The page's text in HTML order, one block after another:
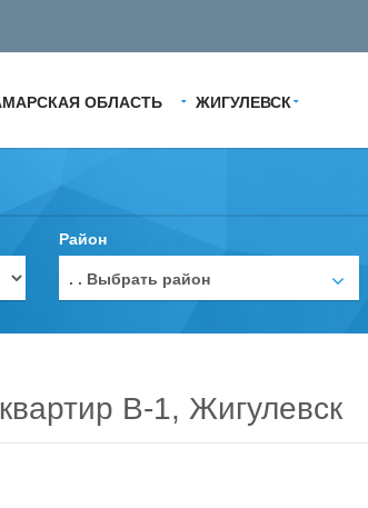
ОБЛАСТЬ ЖИГУЛЕВСК
Район
. . Выбрать район
В-1, Жигулевск